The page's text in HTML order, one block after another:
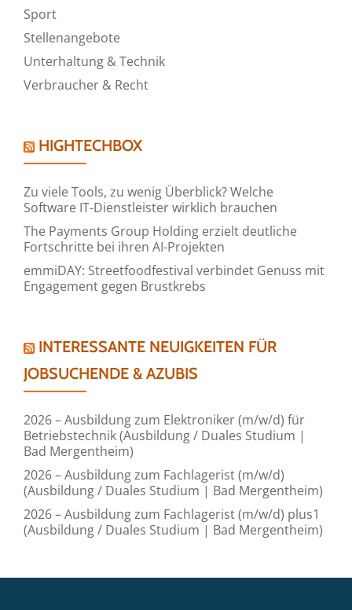
Sport
Stellenangebote
Unterhaltung & Technik
Verbraucher & Recht
HIGHTECHBOX
Zu viele Tools, zu wenig Überblick? Welche
Software IT-Dienstleister wirklich brauchen
The Payments Group Holding erzielt deutliche
Fortschritte bei ihren AI-Projekten
emmiDAY: Streetfoodfestival verbindet Genuss mit
Engagement gegen Brustkrebs
INTERESSANTE NEUIGKEITEN FÜR
JOBSUCHENDE & AZUBIS
2026 – Ausbildung zum Elektroniker (m/w/d) für
Betriebstechnik (Ausbildung / Duales Studium |
Bad Mergentheim)
2026 – Ausbildung zum Fachlagerist (m/w/d)
(Ausbildung / Duales Studium | Bad Mergentheim)
2026 – Ausbildung zum Fachlagerist (m/w/d) plus1
(Ausbildung / Duales Studium | Bad Mergentheim)